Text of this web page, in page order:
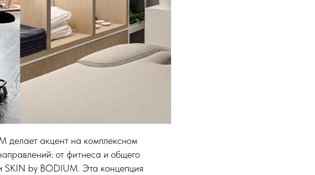
делает акцент на комплексном
от фитнеса и общего
SKIN by BODIUM. Эта концепция